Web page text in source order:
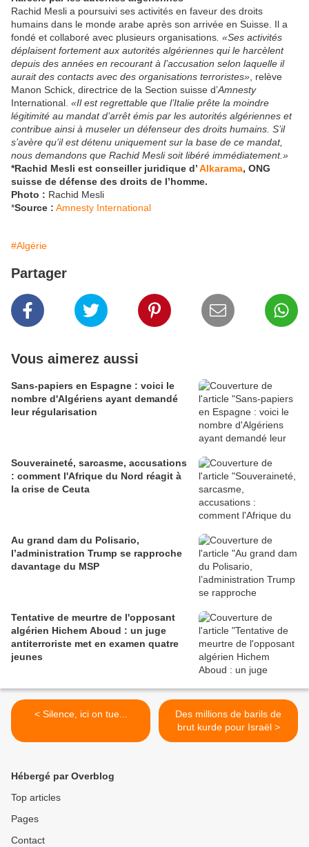
Rachid Mesli a poursuivi ses activités en faveur des droits
humains dans le monde arabe après son arrivée en Suisse. Il a
fondé et collaboré avec plusieurs organisations . «Ses activités
déplaisent fortement aux autorités algériennes qui le harcèlent
depuis des années en recourant à l’accusation selon laquelle il
aurait des contacts avec des organisations terroristes» , relève
Manon Schick, directrice de la Section suisse d’Amnesty
International. «Il est regrettable que l’Italie prête la moindre
légitimité au mandat d’arrêt émis par les autorités algériennes et
contribue ainsi à museler un défenseur des droits humains. S’il
s’avère qu’il est détenu uniquement sur la base de ce mandat,
nous demandons que Rachid Mesli soit libéré immédiatement.»
*Rachid Mesli est conseiller juridique d’Alkarama, ONG
suisse de défense des droits de l’homme.
Photo : Rachid Mesli
*Source : Amnesty International
#Algérie
Partager
Vous aimerez aussi
Sans-papiers en Espagne : voici le
nombre d'Algériens ayant demandé
leur régularisation
Souveraineté, sarcasme, accusations
: comment l'Afrique du Nord réagit à
la crise de Ceuta
Au grand dam du Polisario,
l’administration Trump se rapproche
davantage du MSP
Tentative de meurtre de l'opposant
algérien Hichem Aboud : un juge
antiterroriste met en examen quatre
jeunes
< Silence, ici on tue...
Des millions de barils de
brut kurde pour Israël >
Hébergé par Overblog
Top articles
Pages
Contact